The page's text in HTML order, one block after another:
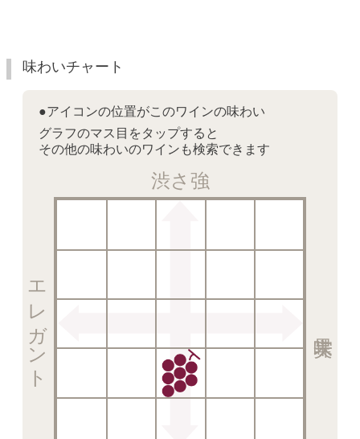
味わいチャート
●アイコンの位置がこのワインの味わい
グラフのマス目をタップすると
その他の味わいのワインも検索できます
渋さ強
エレガント